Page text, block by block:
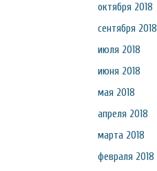
октября 2018
сентября 2018
июля 2018
июня 2018
мая 2018
апреля 2018
марта 2018
февраля 2018